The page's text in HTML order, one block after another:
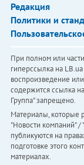
Редакция
Политики и
При полном или
гиперссылка на
воспроизведение
содержится ссылка
Группа" запрещено.
Материалы, которые
"Новости компаний" /
публикуются на
подготовке этого
материалах.